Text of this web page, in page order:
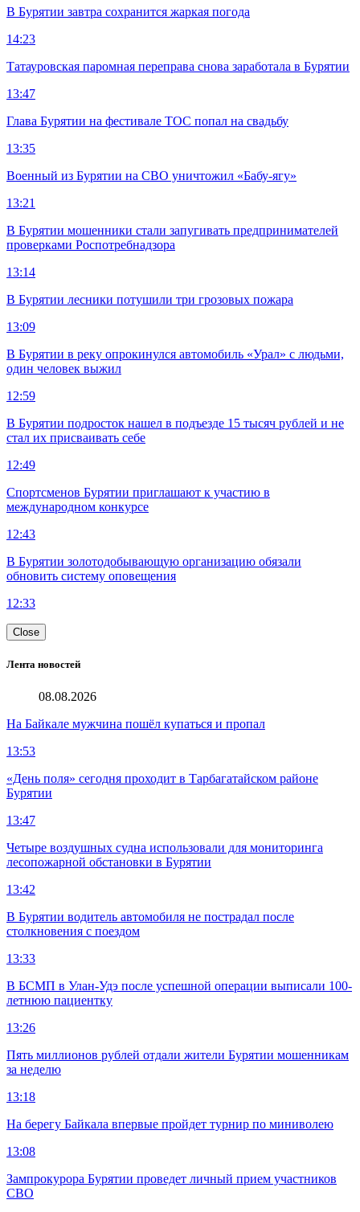
В Бурятии завтра сохранится жаркая погода
14:23
Татауровская паромная переправа снова заработала в Бурятии
13:47
Глава Бурятии на фестивале ТОС попал на свадьбу
13:35
Военный из Бурятии на СВО уничтожил «Бабу-ягу»
13:21
В Бурятии мошенники стали запугивать предпринимателей
проверками Роспотребнадзора
13:14
В Бурятии лесники потушили три грозовых пожара
13:09
В Бурятии в реку опрокинулся автомобиль «Урал» с людьми,
один человек выжил
12:59
В Бурятии подросток нашел в подъезде 15 тысяч рублей и не
стал их присваивать себе
12:49
Спортсменов Бурятии приглашают к участию в
международном конкурсе
12:43
В Бурятии золотодобывающую организацию обязали
обновить систему оповещения
12:33
Close
Лента новостей
08.08.2026
На Байкале мужчина пошёл купаться и пропал
13:53
«День поля» сегодня проходит в Тарбагатайском районе
Бурятии
13:47
Четыре воздушных судна использовали для мониторинга
лесопожарной обстановки в Бурятии
13:42
В Бурятии водитель автомобиля не пострадал после
столкновения с поездом
13:33
В БСМП в Улан-Удэ после успешной операции выписали 100-
летнюю пациентку
13:26
Пять миллионов рублей отдали жители Бурятии мошенникам
за неделю
13:18
На берегу Байкала впервые пройдет турнир по миниволею
13:08
Зампрокурора Бурятии проведет личный прием участников
СВО